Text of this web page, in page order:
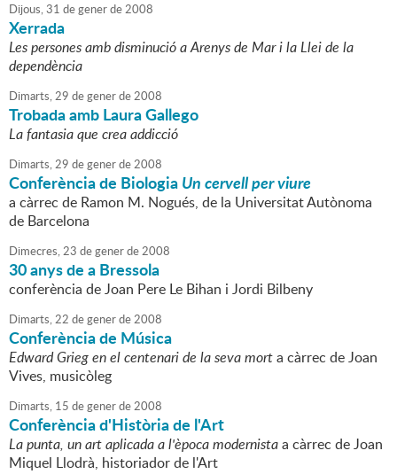
Dijous,31 degenerde2008
Xerrada
Les persones amb disminució a Arenys de Mar i la Llei de la
dependència
Dimarts,29 degenerde2008
Trobada amb Laura Gallego
La fantasia que crea addicció
Dimarts,29 degenerde2008
Conferència de BiologiaUn cervell per viure
a càrrec de Ramon M. Nogués, de la Universitat Autònoma
de Barcelona
Dimecres,23 degenerde2008
30 anys de a Bressola
conferència de Joan Pere Le Bihan i Jordi Bilbeny
Dimarts,22 degenerde2008
Conferència de Música
Edward Grieg en el centenari de la seva morta càrrec de Joan
Vives, musicòleg
Dimarts, 15 degenerde2008
Conferència d'Història de l'Art
La punta, un art aplicada a l'època modernistaa càrrec de Joan
Miquel Llodrà, historiador de l'Art